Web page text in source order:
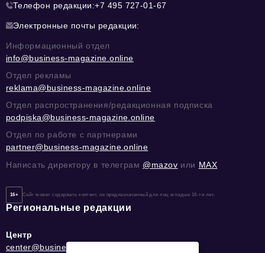
Телефон редакции:+7 495 727-01-67
Электронные почты редакции:
Информационный отдел
info@business-magazine.online
Отдел рекламы
reklama@business-magazine.online
Отдел распространения/редакционная подписка
podpiska@business-magazine.online
Отдел по работе с партнерами
partner@business-magazine.online
Написать директору в телеграм @mazov или MAX
16+ Сайт может содержать контент, не предназначенный для лиц младше 16-ти лет.
Региональные редакции
Центр
center@business-magazine.online